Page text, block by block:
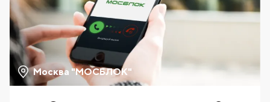
Москва "МОСБЛОК"